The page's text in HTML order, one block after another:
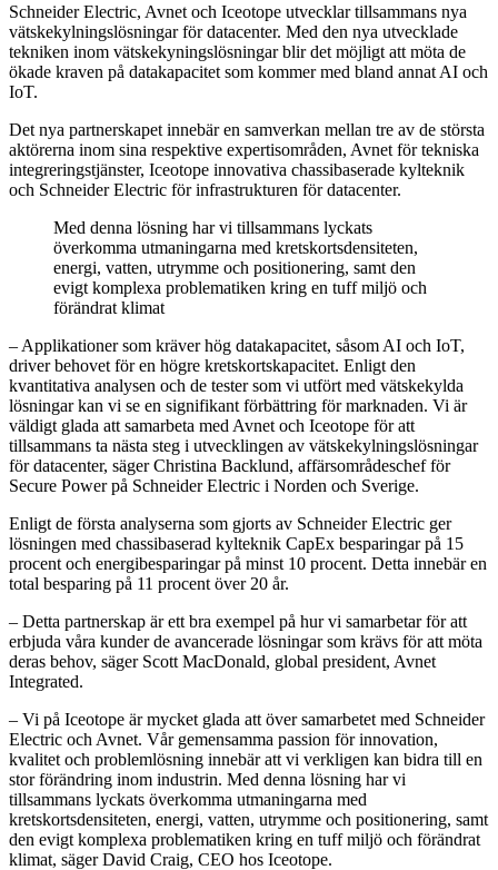
Schneider Electric, Avnet och Iceotope utvecklar tillsammans nya
vätskekylningslösningar för datacenter. Med den nya utvecklade
tekniken inom vätskekyningslösningar blir det möjligt att möta de
ökade kraven på datakapacitet som kommer med bland annat AI och
IoT.
Det nya partnerskapet innebär en samverkan mellan tre av de största
aktörerna inom sina respektive expertisområden, Avnet för tekniska
integreringstjänster, Iceotope innovativa chassibaserade kylteknik
och Schneider Electric för infrastrukturen för datacenter.
Med denna lösning har vi tillsammans lyckats
överkomma utmaningarna med kretskortsdensiteten,
energi, vatten, utrymme och positionering, samt den
evigt komplexa problematiken kring en tuff miljö och
förändrat klimat
– Applikationer som kräver hög datakapacitet, såsom AI och IoT,
driver behovet för en högre kretskortskapacitet. Enligt den
kvantitativa analysen och de tester som vi utfört med vätskekylda
lösningar kan vi se en signifikant förbättring för marknaden. Vi är
väldigt glada att samarbeta med Avnet och Iceotope för att
tillsammans ta nästa steg i utvecklingen av vätskekylningslösningar
för datacenter, säger Christina Backlund, affärsområdeschef för
Secure Power på Schneider Electric i Norden och Sverige.
Enligt de första analyserna som gjorts av Schneider Electric ger
lösningen med chassibaserad kylteknik CapEx besparingar på 15
procent och energibesparingar på minst 10 procent. Detta innebär en
total besparing på 11 procent över 20 år.
– Detta partnerskap är ett bra exempel på hur vi samarbetar för att
erbjuda våra kunder de avancerade lösningar som krävs för att möta
deras behov, säger Scott MacDonald, global president, Avnet
Integrated.
– Vi på Iceotope är mycket glada att över samarbetet med Schneider
Electric och Avnet. Vår gemensamma passion för innovation,
kvalitet och problemlösning innebär att vi verkligen kan bidra till en
stor förändring inom industrin. Med denna lösning har vi
tillsammans lyckats överkomma utmaningarna med
kretskortsdensiteten, energi, vatten, utrymme och positionering, samt
den evigt komplexa problematiken kring en tuff miljö och förändrat
klimat, säger David Craig, CEO hos Iceotope.